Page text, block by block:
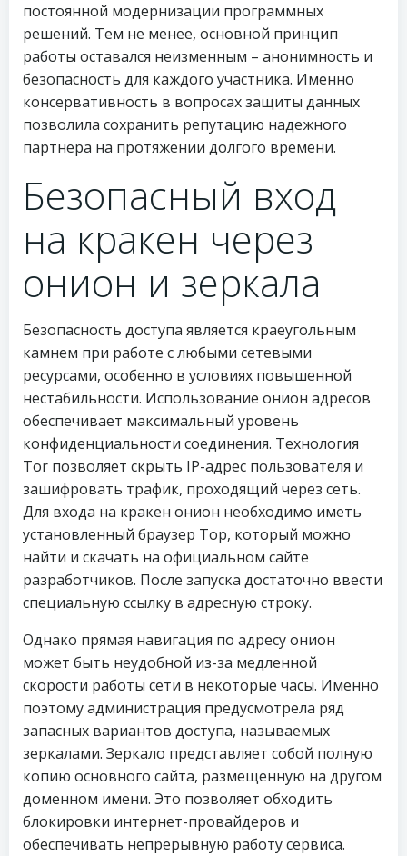
постоянной модернизации программных
решений. Тем не менее, основной принцип
работы оставался неизменным – анонимность и
безопасность для каждого участника. Именно
консервативность в вопросах защиты данных
позволила сохранить репутацию надежного
партнера на протяжении долгого времени.
Безопасный вход
на кракен через
онион и зеркала
Безопасность доступа является краеугольным
камнем при работе с любыми сетевыми
ресурсами, особенно в условиях повышенной
нестабильности. Использование онион адресов
обеспечивает максимальный уровень
конфиденциальности соединения. Технология
Tor позволяет скрыть IP-адрес пользователя и
зашифровать трафик, проходящий через сеть.
Для входа на кракен онион необходимо иметь
установленный браузер Тор, который можно
найти и скачать на официальном сайте
разработчиков. После запуска достаточно ввести
специальную ссылку в адресную строку.
Однако прямая навигация по адресу онион
может быть неудобной из-за медленной
скорости работы сети в некоторые часы. Именно
поэтому администрация предусмотрела ряд
запасных вариантов доступа, называемых
зеркалами. Зеркало представляет собой полную
копию основного сайта, размещенную на другом
доменном имени. Это позволяет обходить
блокировки интернет-провайдеров и
обеспечивать непрерывную работу сервиса.